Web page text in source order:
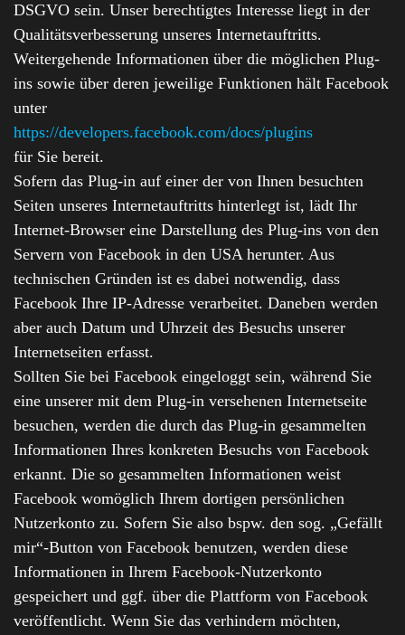
DSGVO sein. Unser berechtigtes Interesse liegt in der
Qualitätsverbesserung unseres Internetauftritts.
Weitergehende Informationen über die möglichen Plug-
ins sowie über deren jeweilige Funktionen hält Facebook
unter
https://developers.facebook.com/docs/plugins
für Sie bereit.
Sofern das Plug-in auf einer der von Ihnen besuchten
Seiten unseres Internetauftritts hinterlegt ist, lädt Ihr
Internet-Browser eine Darstellung des Plug-ins von den
Servern von Facebook in den USA herunter. Aus
technischen Gründen ist es dabei notwendig, dass
Facebook Ihre IP-Adresse verarbeitet. Daneben werden
aber auch Datum und Uhrzeit des Besuchs unserer
Internetseiten erfasst.
Sollten Sie bei Facebook eingeloggt sein, während Sie
eine unserer mit dem Plug-in versehenen Internetseite
besuchen, werden die durch das Plug-in gesammelten
Informationen Ihres konkreten Besuchs von Facebook
erkannt. Die so gesammelten Informationen weist
Facebook womöglich Ihrem dortigen persönlichen
Nutzerkonto zu. Sofern Sie also bspw. den sog. „Gefällt
mir“-Button von Facebook benutzen, werden diese
Informationen in Ihrem Facebook-Nutzerkonto
gespeichert und ggf. über die Plattform von Facebook
veröffentlicht. Wenn Sie das verhindern möchten,